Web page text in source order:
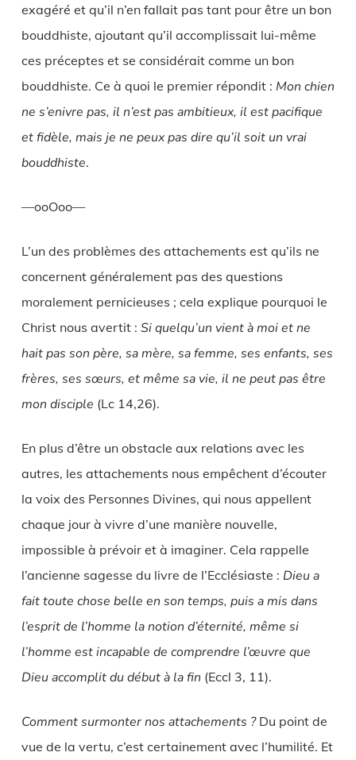
exagéré et qu’il n’en fallait pas tant pour être un bon
bouddhiste, ajoutant qu’il accomplissait lui-même
ces préceptes et se considérait comme un bon
bouddhiste. Ce à quoi le premier répondit : Mon chien
ne s’enivre pas, il n’est pas ambitieux, il est pacifique
et fidèle, mais je ne peux pas dire qu’il soit un vrai
bouddhiste.
—ooOoo—
L’un des problèmes des attachements est qu’ils ne
concernent généralement pas des questions
moralement pernicieuses ; cela explique pourquoi le
Christ nous avertit : Si quelqu’un vient à moi et ne
hait pas son père, sa mère, sa femme, ses enfants, ses
frères, ses sœurs, et même sa vie, il ne peut pas être
mon disciple (Lc 14,26).
En plus d’être un obstacle aux relations avec les
autres, les attachements nous empêchent d’écouter
la voix des Personnes Divines, qui nous appellent
chaque jour à vivre d’une manière nouvelle,
impossible à prévoir et à imaginer. Cela rappelle
l’ancienne sagesse du livre de l’Ecclésiaste : Dieu a
fait toute chose belle en son temps, puis a mis dans
l’esprit de l’homme la notion d’éternité, même si
l’homme est incapable de comprendre l’œuvre que
Dieu accomplit du début à la fin (Eccl 3, 11).
Comment surmonter nos attachements ?Du point de
vue de la vertu, c’est certainement avec l’humilité. Et